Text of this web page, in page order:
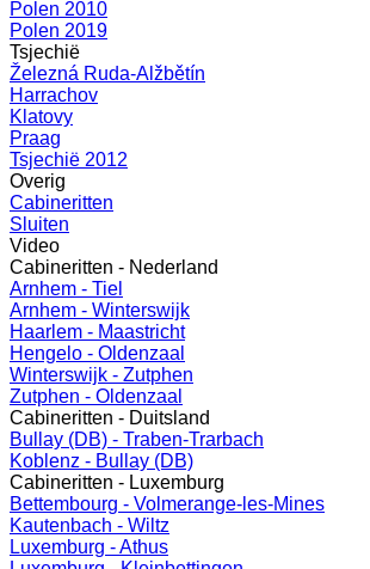
Polen 2010
Polen 2019
Tsjechië
Železná Ruda-Alžbětín
Harrachov
Klatovy
Praag
Tsjechië 2012
Overig
Cabineritten
Sluiten
Video
Cabineritten - Nederland
Arnhem - Tiel
Arnhem - Winterswijk
Haarlem - Maastricht
Hengelo - Oldenzaal
Winterswijk - Zutphen
Zutphen - Oldenzaal
Cabineritten - Duitsland
Bullay (DB) - Traben-Trarbach
Koblenz - Bullay (DB)
Cabineritten - Luxemburg
Bettembourg - Volmerange-les-Mines
Kautenbach - Wiltz
Luxemburg - Athus